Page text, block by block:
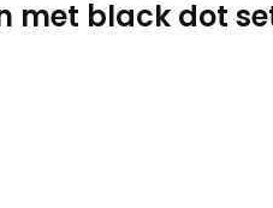
met black dot